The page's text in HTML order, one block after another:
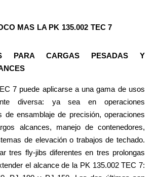
MAS LA PK 135.002 TEC 7
PARA CARGAS PESADAS Y
7 puede aplicarse a una gama de usos
diversa: ya sea en operaciones
de ensamblaje de precisión, operaciones
alcances, manejo de contenedores,
de elevación o trabajos de techado.
tres fly-jibs diferentes en tres prolongas
el alcance de la PK 135.002 TEC 7: